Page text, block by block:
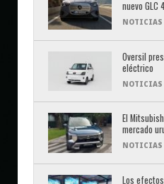
nuevo GLC
NOTICIAS
Oversil
eléctrico
NOTICIAS
El
mercado
NOTICIAS
Los